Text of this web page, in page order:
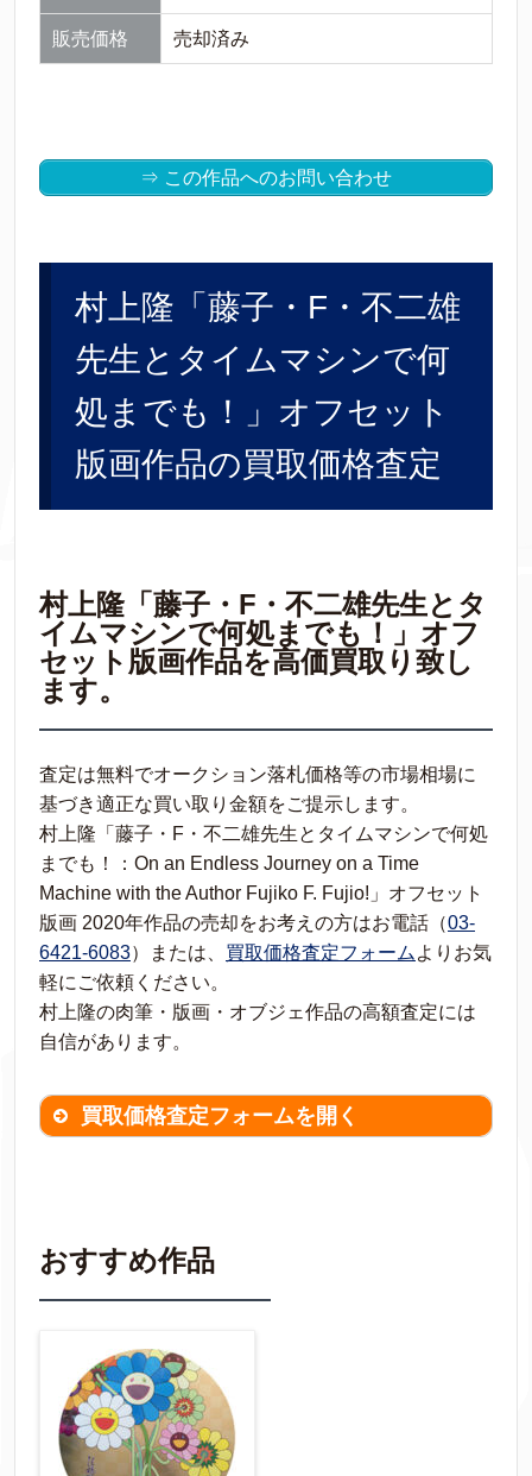
販売価格 売却済み
⇒ この作品へのお問い合わせ
村上隆「藤子・F・不二雄
先生とタイムマシンで何
処までも！」オフセット
版画作品の買取価格査定
村上隆「藤子・F・不二雄先生とタ
イムマシンで何処までも！」オフ
セット版画作品を高価買取り致し
ます。
査定は無料でオークション落札価格等の市場相場に
基づき適正な買い取り金額をご提示します。
村上隆「藤子・F・不二雄先生とタイムマシンで何処
までも！：On an Endless Journey on a Time
Machine with the Author Fujiko F. Fujio!」オフセット
版画 2020年作品の売却をお考えの方はお電話（03-
6421-6083）または、 買取価格査定フォーム よりお気
軽にご依頼ください。
村上隆の肉筆・版画・オブジェ作品の高額査定には
自信があります。
買取価格査定フォームを開く
※不明な項目は空欄で結構です。
▼
作品の作家名
作品の画題 【任意】
おすすめ作品